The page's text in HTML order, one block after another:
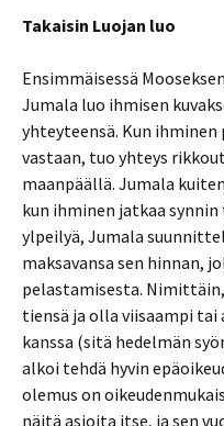
Takaisin Luojan luo
Ensimmäisessä
Jumala luo ihmisen
yhteyteensä. Kun
vastaan, tuo yhteys
maanpäällä. Jumala
kun ihminen jatkaa
ylpeilyä, Jumala
maksavansa sen hinnan,
pelastamisesta.
tiensä ja olla viisaampi
kanssa (sitä hedelmän
alkoi tehdä hyvin
olemus on
näitä asioita itse, ja sen